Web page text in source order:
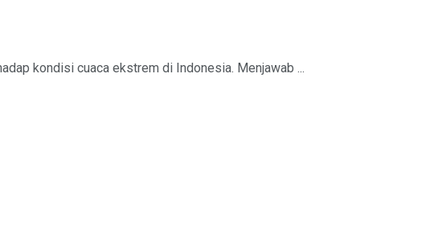
kondisi cuaca ekstrem di Indonesia. Menjawab ...